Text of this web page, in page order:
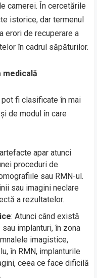
camerei. În cercetările
istorice, dar termenul
erori de recuperare a
în cadrul săpăturilor.
fi clasificate în mai
de modul în care
apar atunci
proceduri de
sau RMN-ul.
sau imagini neclare
a rezultatelor.
: Atunci când există
implanturi, în zona
imagistice,
în RMN, implanturile
ceea ce face dificilă